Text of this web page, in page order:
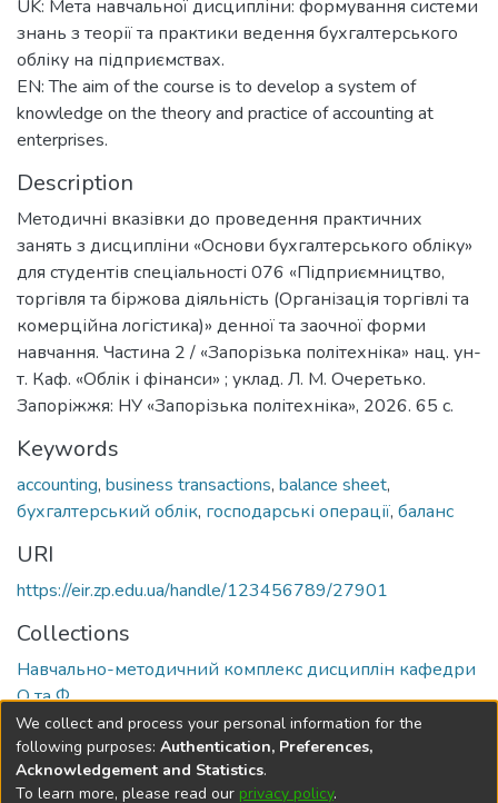
UK: Мета навчальної дисципліни: формування системи
знань з теорії та практики ведення бухгалтерського
обліку на підприємствах.
EN: The aim of the course is to develop a system of
knowledge on the theory and practice of accounting at
enterprises.
Description
Методичні вказівки до проведення практичних
занять з дисципліни «Основи бухгалтерського обліку»
для студентів спеціальності 076 «Підприємництво,
торгівля та біржова діяльність (Організація торгівлі та
комерційна логістика)» денної та заочної форми
навчання. Частина 2 / «Запорізька політехніка» нац. ун-
т. Каф. «Облік і фінанси» ; уклад. Л. М. Очеретько.
Запоріжжя: НУ «Запорізька політехніка», 2026. 65 с.
Keywords
accounting, business transactions, balance sheet,
бухгалтерський облік, господарські операції, баланс
URI
https://eir.zp.edu.ua/handle/123456789/27901
Collections
Навчально-методичний комплекс дисциплін кафедри
О та Ф
Full item page
We collect and process your personal information for the
following purposes: Authentication, Preferences,
Acknowledgement and Statistics.
To learn more, please read our privacy policy.